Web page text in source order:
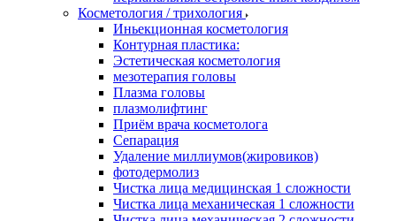
Косметология / трихология
Иньекционная косметология
Контурная пластика:
Эстетическая косметология
мезотерапия головы
Плазма головы
плазмолифтинг
Приём врача косметолога
Сепарация
Удаление миллиумов(жировиков)
фотодермолиз
Чистка лица медицинская 1 сложности
Чистка лица механическая 1 сложности